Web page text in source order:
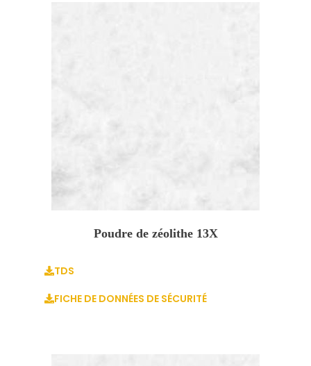
Poudre de zéolithe 13X
TDS
FICHE DE DONNÉES DE SÉCURITÉ